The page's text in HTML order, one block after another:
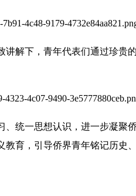
解下，青年代表们通过珍贵
统一思想认识，进一步凝聚
育，引导侨界青年铭记历史